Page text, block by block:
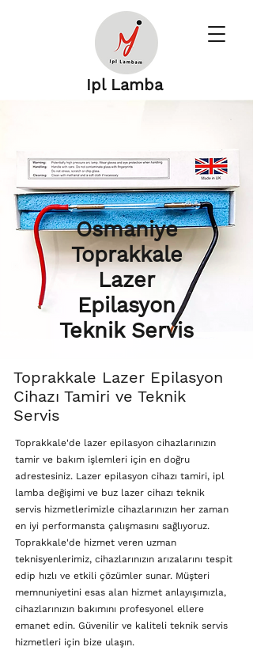
Ipl Lamba
Osmaniye
Toprakkale
Lazer
Epilasyon
Teknik Servis
Toprakkale Lazer Epilasyon
Cihazı Tamiri ve Teknik
Servis
Toprakkale'de lazer epilasyon cihazlarınızın
tamir ve bakım işlemleri için en doğru
adrestesiniz. Lazer epilasyon cihazı tamiri, ipl
lamba değişimi ve buz lazer cihazı teknik
servis hizmetlerimizle cihazlarınızın her zaman
en iyi performansta çalışmasını sağlıyoruz.
Toprakkale'de hizmet veren uzman
teknisyenlerimiz, cihazlarınızın arızalarını tespit
edip hızlı ve etkili çözümler sunar. Müşteri
memnuniyetini esas alan hizmet anlayışımızla,
cihazlarınızın bakımını profesyonel ellere
emanet edin. Güvenilir ve kaliteli teknik servis
hizmetleri için bize ulaşın.